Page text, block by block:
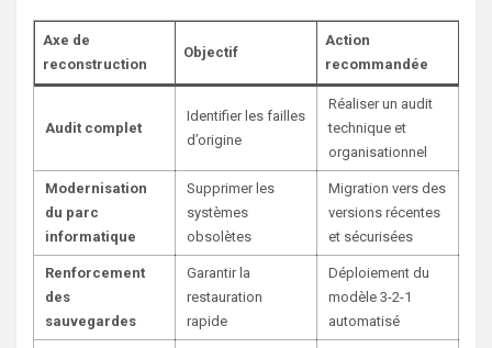
Axe de
reconstruction
Objectif
Action
recommandée
Audit complet
Identifier les failles
d’origine
Réaliser un audit
technique et
organisationnel
Modernisation
du parc
informatique
Supprimer les
systèmes
obsolètes
Migration vers des
versions récentes
et sécurisées
Renforcement
des
sauvegardes
Garantir la
restauration
rapide
Déploiement du
modèle 3-2-1
automatisé